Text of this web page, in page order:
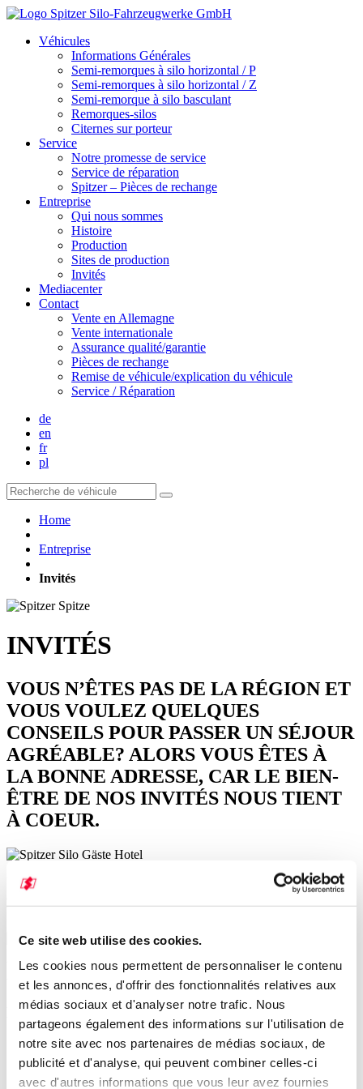
Ce site web utilise des cookies.
Les cookies nous permettent de personnaliser le contenu
et les annonces, d'offrir des fonctionnalités relatives aux
médias sociaux et d'analyser notre trafic. Nous
partageons également des informations sur l'utilisation de
notre site avec nos partenaires de médias sociaux, de
publicité et d'analyse, qui peuvent combiner celles-ci
avec d'autres informations que vous leur avez fournies
Véhicules
Informations Générales
Semi-remorques à silo horizontal / P
Semi-remorques à silo horizontal / Z
Semi-remorque à silo basculant
Remorques-silos
Citernes sur porteur
Service
Notre promesse de service
Service de réparation
Spitzer – Pièces de rechange
Entreprise
Qui nous sommes
Histoire
Production
Sites de production
Invités
Mediacenter
Contact
Vente en Allemagne
Vente internationale
Assurance qualité/garantie
Pièces de rechange
Remise de véhicule/explication du véhicule
Service / Réparation
de
en
fr
pl
Home
Entreprise
Invités
INVITÉS
VOUS N’ÊTES PAS DE LA RÉGION ET
VOUS VOULEZ QUELQUES
CONSEILS POUR PASSER UN SÉJOUR
AGRÉABLE? ALORS VOUS ÊTES À
LA BONNE ADRESSE, CAR LE BIEN-
ÊTRE DE NOS INVITÉS NOUS TIENT
À COEUR.
Vous souhaitez bien manger et bien boire dans une ambiance
agréable pendant votre séjour dans la région de Neckar-Odenwald ?
Vous trouverez ci-dessous quelques-unes de nos recommandations.
Vous cherchez un hébergement agréable dans notre région ? Nous
vous conseillons les établissements suivants.
Manger & Boire
Hotel Amtsstüble, Mosbach
Landgasthof Zur Pfalz, Elztal-Dallau
Hotel Lamm, Mosbach